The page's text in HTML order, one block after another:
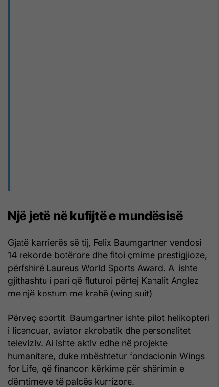
Një jetë në kufijtë e mundësisë
Gjatë karrierës së tij, Felix Baumgartner vendosi
14 rekorde botërore dhe fitoi çmime prestigjioze,
përfshirë Laureus World Sports Award. Ai ishte
gjithashtu i pari që fluturoi përtej Kanalit Anglez
me një kostum me krahë (wing suit).
Përveç sportit, Baumgartner ishte pilot helikopteri
i licencuar, aviator akrobatik dhe personalitet
televiziv. Ai ishte aktiv edhe në projekte
humanitare, duke mbështetur fondacionin Wings
for Life, që financon kërkime për shërimin e
dëmtimeve të palcës kurrizore.